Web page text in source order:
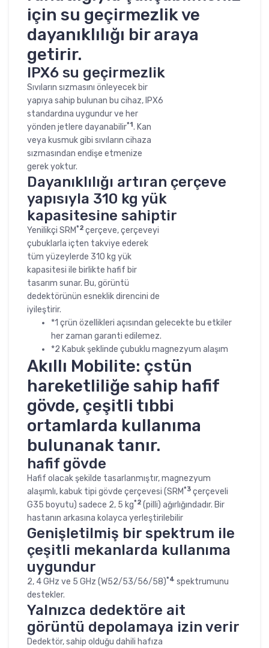
için su geçirmezlik ve
dayanıklılığı bir araya
getirir.
IPX6 su geçirmezlik
Sıvıların sızmasını önleyecek bir
yapıya sahip bulunan bu cihaz, IPX6
standardına uygundur ve her
yönden jetlere dayanabilir*1. Kan
veya kusmuk gibi sıvıların cihaza
sızmasından endişe etmenize
gerek yoktur.
Dayanıklılığı artıran çerçeve
yapısıyla 310 kg yük
kapasitesine sahiptir
Yenilikçi SRM*2 çerçeve, çerçeveyi
çubuklarla içten takviye ederek
tüm yüzeylerde 310 kg yük
kapasitesi ile birlikte hafif bir
tasarım sunar. Bu, görüntü
dedektörünün esneklik direncini de
iyileştirir.
*1 çrün özellikleri açısından gelecekte bu etkiler
her zaman garanti edilemez.
*2 Kabuk şeklinde çubuklu magnezyum alaşım
Akıllı Mobilite: çstün
hareketliliğe sahip hafif
gövde, çeşitli tıbbi
ortamlarda kullanıma
bulunanak tanır.
hafif gövde
Hafif olacak şekilde tasarlanmıştır, magnezyum
alaşımlı, kabuk tipi gövde çerçevesi (SRM*3 çerçeveli
G35 boyutu) sadece 2, 5 kg*2 (pilli) ağırlığındadır. Bir
hastanın arkasına kolayca yerleştirilebilir
Genişletilmiş bir spektrum ile
çeşitli mekanlarda kullanıma
uygundur
2, 4 GHz ve 5 GHz (W52/53/56/58)*4 spektrumunu
destekler.
Yalnızca dedektöre ait
görüntü depolamaya izin verir
Dedektör, sahip olduğu dahili hafıza